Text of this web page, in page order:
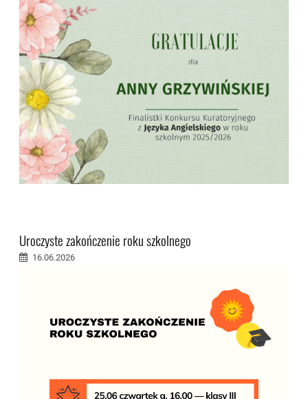
Uroczyste zakończenie roku szkolnego
16.06.2026